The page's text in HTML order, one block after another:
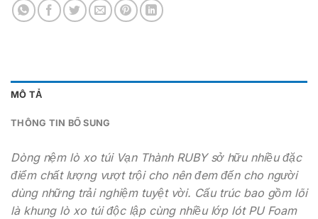
MÔ TẢ
THÔNG TIN BỔ SUNG
Dòng nệm lò xo túi Vạn Thành RUBY sở hữu nhiều đặc
điểm chất lượng vượt trội cho nên đem đến cho người
dùng những trải nghiệm tuyệt vời. Cấu trúc bao gồm lõi
là khung lò xo túi độc lập cùng nhiều lớp lót PU Foam